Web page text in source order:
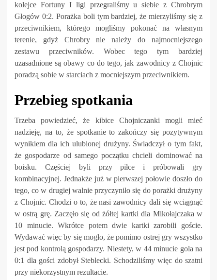
kolejce Fortuny I ligi przegraliśmy u siebie z Chrobrym
Głogów 0:2. Porażka boli tym bardziej, że mierzyliśmy się z
przeciwnikiem, którego mogliśmy pokonać na własnym
terenie, gdyż Chrobry nie należy do najmocniejszego
zestawu przeciwników. Wobec tego tym bardziej
uzasadnione są obawy co do tego, jak zawodnicy z Chojnic
poradzą sobie w starciach z mocniejszym przeciwnikiem.
Przebieg spotkania
Trzeba powiedzieć, że kibice Chojniczanki mogli mieć
nadzieję, na to, że spotkanie to zakończy się pozytywnym
wynikiem dla ich ulubionej drużyny. Świadczył o tym fakt,
że gospodarze od samego początku chcieli dominować na
boisku. Częściej byli przy piłce i próbowali gry
kombinacyjnej. Jednakże już w pierwszej połowie doszło do
tego, co w drugiej walnie przyczyniło się do porażki drużyny
z Chojnic. Chodzi o to, że nasi zawodnicy dali się wciągnąć
w ostrą grę. Zaczęło się od żółtej kartki dla Mikołajczaka w
10 minucie. Wkrótce potem dwie kartki zarobili goście.
Wydawać więc by się mogło, że pomimo ostrej gry wszystko
jest pod kontrolą gospodarzy. Niestety, w 44 minucie gola na
0:1 dla gości zdobył Steblecki. Schodziliśmy więc do szatni
przy niekorzystnym rezultacie.